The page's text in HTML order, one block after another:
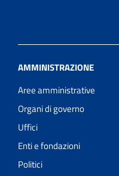
AMMINISTRAZIONE
Aree amministrative
Organi di governo
Uffici
Enti e fondazioni
Politici